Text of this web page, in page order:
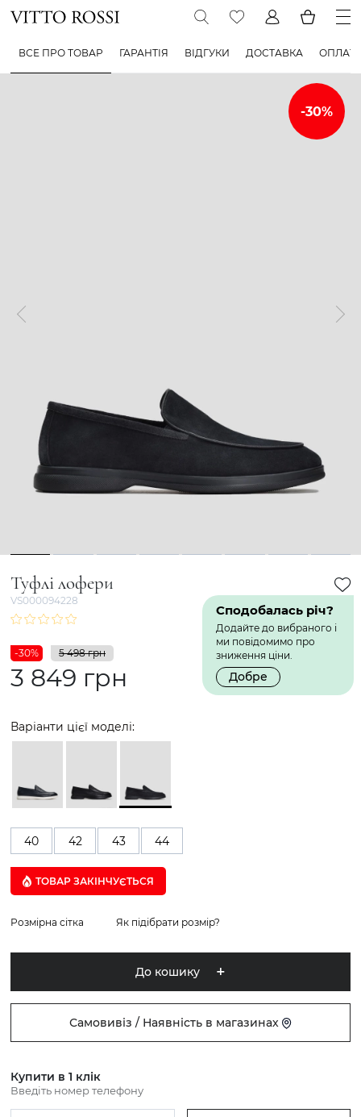
ВСЕ ПРО ТОВАР ГАРАНТІЯ ВІДГУКИ ДОСТАВКА
1 2 3 4 5 6 7 8
Туфлі лофери
VS000094228
Сподобалась річ?
Додайте до вибраного і
ми повідомимо про
зниження ціни.
Добре
-30% 5 498 грн
3 849 грн
Варіанти цієї моделі:
40 42 43 44
ТОВАР ЗАКІНЧУЄTЬСЯ
Розмірна сітка Як підібрати розмір?
До кошику
Самовивіз / Наявність в магазинах
Купити в 1 клік
Введіть номер телефону